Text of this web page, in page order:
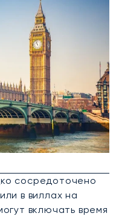
Джета
сосредоточено
в виллах на
включать время